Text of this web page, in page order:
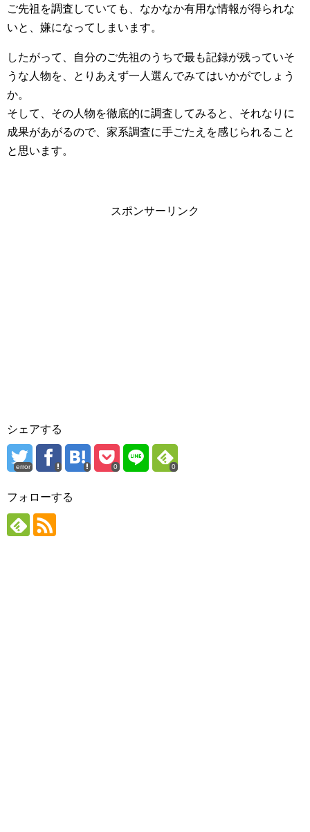
ご先祖を調査していても、なかなか有用な情報が得られな
いと、嫌になってしまいます。
したがって、自分のご先祖のうちで最も記録が残っていそ
うな人物を、とりあえず一人選んでみてはいかがでしょう
か。
そして、その人物を徹底的に調査してみると、それなりに
成果があがるので、家系調査に手ごたえを感じられること
と思います。
スポンサーリンク
シェアする
error 0 0
フォローする